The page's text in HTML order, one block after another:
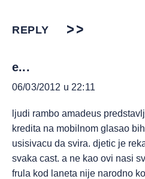
REPLY
e...
06/03/2012 u 22:11
ljudi rambo amadeus
kredita na mobilnom glasao
usisivacu da svira. djetic je
svaka cast. a ne kao ovi nasi
frula kod laneta nije narodno